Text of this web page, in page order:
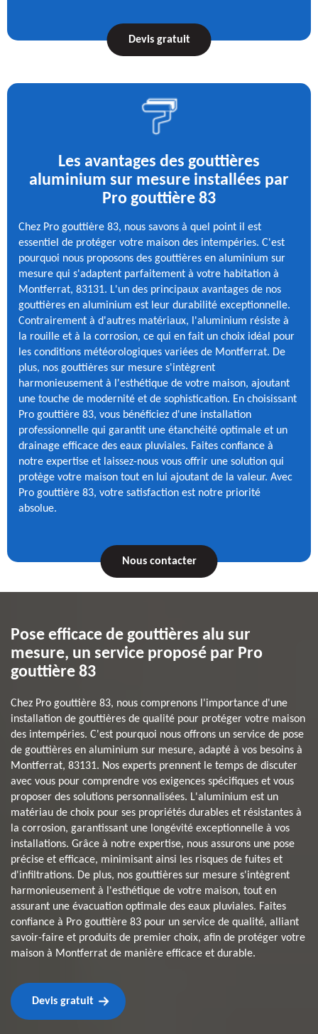
Devis gratuit
Les avantages des gouttières
aluminium sur mesure installées par
Pro gouttière 83
Chez Pro gouttière 83, nous savons à quel point il est
essentiel de protéger votre maison des intempéries. C'est
pourquoi nous proposons des gouttières en aluminium sur
mesure qui s'adaptent parfaitement à votre habitation à
Montferrat, 83131. L'un des principaux avantages de nos
gouttières en aluminium est leur durabilité exceptionnelle.
Contrairement à d'autres matériaux, l'aluminium résiste à
la rouille et à la corrosion, ce qui en fait un choix idéal pour
les conditions météorologiques variées de Montferrat. De
plus, nos gouttières sur mesure s'intègrent
harmonieusement à l'esthétique de votre maison, ajoutant
une touche de modernité et de sophistication. En choisissant
Pro gouttière 83, vous bénéficiez d'une installation
professionnelle qui garantit une étanchéité optimale et un
drainage efficace des eaux pluviales. Faites confiance à
notre expertise et laissez-nous vous offrir une solution qui
protège votre maison tout en lui ajoutant de la valeur. Avec
Pro gouttière 83, votre satisfaction est notre priorité
absolue.
Nous contacter
Pose efficace de gouttières alu sur
mesure, un service proposé par Pro
gouttière 83
Chez Pro gouttière 83, nous comprenons l'importance d'une
installation de gouttières de qualité pour protéger votre maison
des intempéries. C'est pourquoi nous offrons un service de pose
de gouttières en aluminium sur mesure, adapté à vos besoins à
Montferrat, 83131. Nos experts prennent le temps de discuter
avec vous pour comprendre vos exigences spécifiques et vous
proposer des solutions personnalisées. L'aluminium est un
matériau de choix pour ses propriétés durables et résistantes à
la corrosion, garantissant une longévité exceptionnelle à vos
installations. Grâce à notre expertise, nous assurons une pose
précise et efficace, minimisant ainsi les risques de fuites et
d'infiltrations. De plus, nos gouttières sur mesure s'intègrent
harmonieusement à l'esthétique de votre maison, tout en
assurant une évacuation optimale des eaux pluviales. Faites
confiance à Pro gouttière 83 pour un service de qualité, alliant
savoir-faire et produits de premier choix, afin de protéger votre
maison à Montferrat de manière efficace et durable.
Devis gratuit